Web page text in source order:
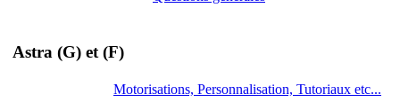
Astra (G) et (F)
Motorisations, Personnalisation, Tutoriaux etc...